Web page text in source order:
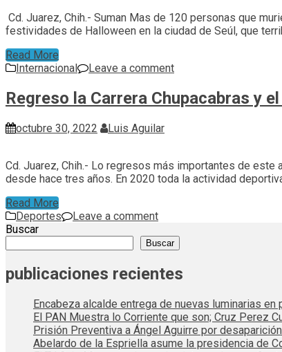
Cd. Juarez, Chih.- Suman Mas de 120 personas que
festividades de Halloween en la ciudad de Seúl, que
Read More
Internacional
Leave a comment
Regreso la Carrera Chupacabras y
octubre 30, 2022 Luis Aguilar
Cd. Juarez, Chih.- Lo regresos más importantes de este
desde hace tres años. En 2020 toda la actividad
Read More
Deportes
Leave a comment
Buscar
Buscar
publicaciones recientes
Encabeza alcalde entrega de nuevas luminarias en
El PAN Muestra lo Corriente que son; Cruz Perez
Prisión Preventiva a Ángel Aguirre por
Abelardo de la Espriella asume la presidencia de